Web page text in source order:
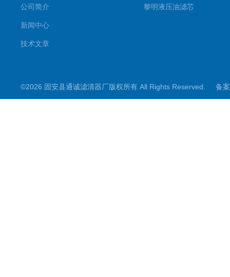
公司简介
新闻中心
技术文章
黎明液压油滤芯
©2026 固安县通诚滤清器厂版权所有 All Rights Reserved. 备